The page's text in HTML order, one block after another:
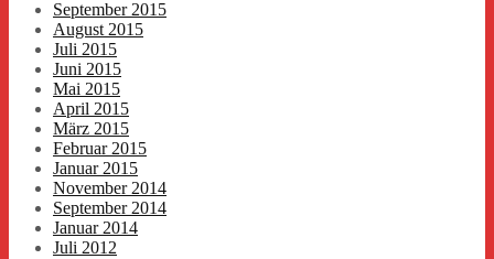
September 2015
August 2015
Juli 2015
Juni 2015
Mai 2015
April 2015
März 2015
Februar 2015
Januar 2015
November 2014
September 2014
Januar 2014
Juli 2012